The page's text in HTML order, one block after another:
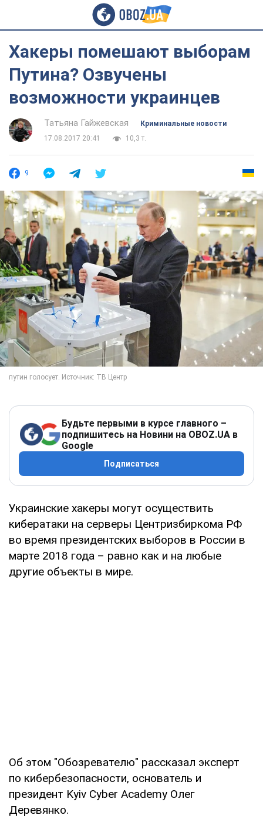
Хакеры помешают выборам
Путина? Озвучены
возможности украинцев
Татьяна Гайжевская
Криминальные новости
17.08.2017 20:41
10,3 т.
9
Будьте первыми в курсе главного –
подпишитесь на Новини на OBOZ.UA в
Google
Подписаться
Украинские хакеры могут осуществить
кибератаки на серверы Центризбиркома РФ
во время президентских выборов в России в
марте 2018 года – равно как и на любые
другие объекты в мире.
Об этом "Обозревателю" рассказал эксперт
по кибербезопасности, основатель и
президент Kyiv Cyber Academy Олег
Деревянко.